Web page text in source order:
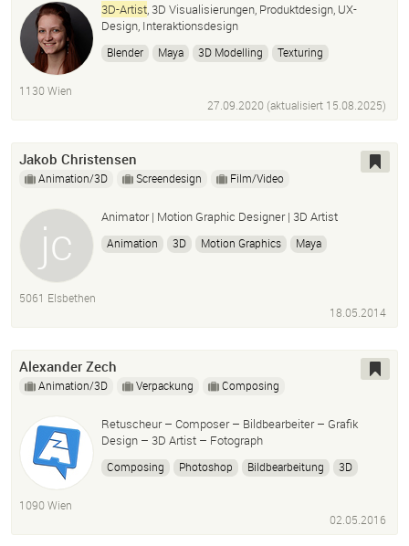
3D-Artist, 3D Visualisierungen, Produktdesign, UX-
Design, Interaktionsdesign
Blender Maya 3D Modelling
Texturing
1130 Wien
27.09.2020 (aktualisiert 15.08.2025)
Jakob Christensen
Animation/3D Screendesign Film/Video
Animator | Motion Graphic Designer | 3D Artist
Animation 3D Motion Graphics
Maya
5061 Elsbethen
18.05.2014
Alexander Zech
Animation/3D Verpackung Composing
Retuscheur – Composer – Bildbearbeiter – Grafik
Design – 3D Artist – Fotograph
Composing Photoshop Bildbearbeitung
3D
1090 Wien
02.05.2016